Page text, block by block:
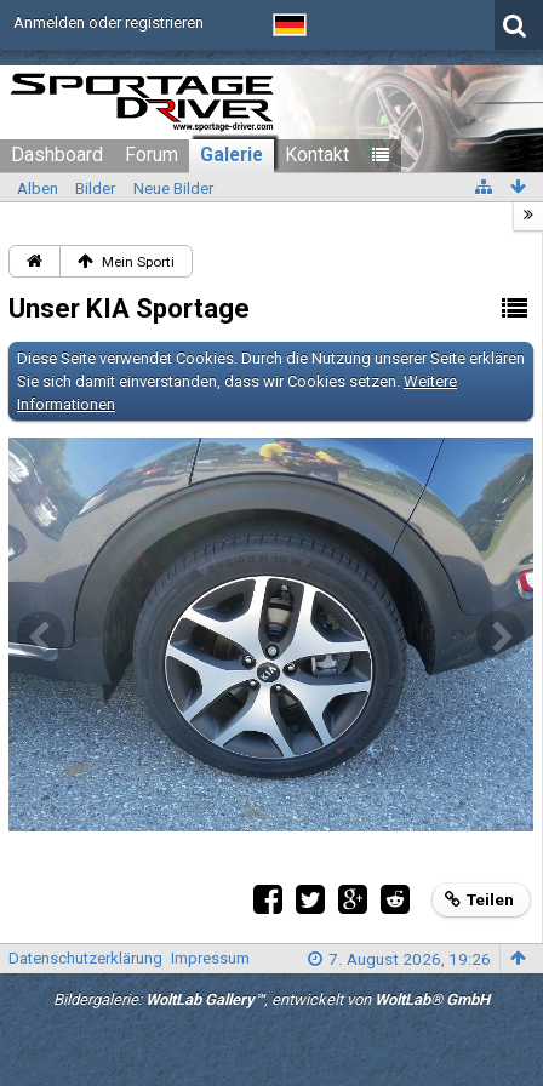
Anmelden oder registrieren
Dashboard Forum Galerie Kontakt
Alben Bilder Neue Bilder
Mein Sporti
Unser KIA Sportage
Diese Seite verwendet Cookies. Durch die Nutzung unserer Seite erklären
Sie sich damit einverstanden, dass wir Cookies setzen. Weitere
Informationen
Teilen
Datenschutzerklärung Impressum 7. August 2026, 19:26
Bildergalerie: WoltLab Gallery™, entwickelt vonWoltLab® GmbH